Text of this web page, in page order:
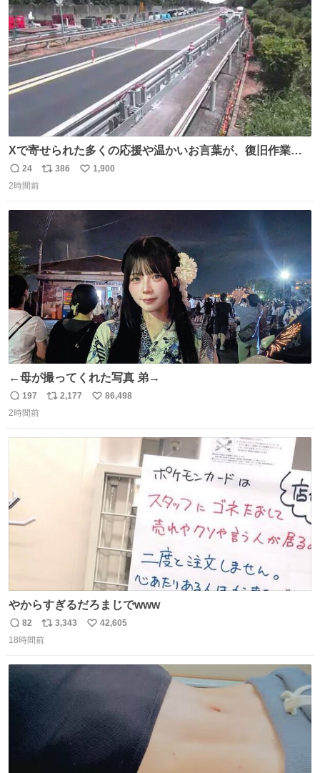
数
Xで寄せられた多くの応援や温かいお言葉が、復旧作業に
携わる社員の大きな励みとなっております。ありがとうご
ざいます。 九州道
返
信
24
リ
ト
数
386
い
数
1,900
2時間前
←母が撮ってくれた写真 弟→
返
信
197
リ
2,177
い
86,498
2時間前
やからすぎるだろまじでwww
返
信
82
リ
ポ
3,343
い
42,605
18時間前